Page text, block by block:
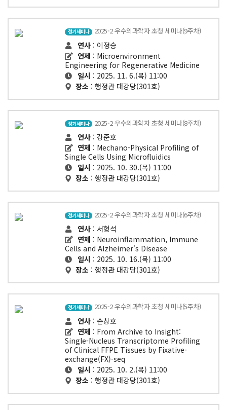
정기세미나 2025-2 우수의과학자 초청 세미나(9주차)
연사 : 이정승
연제 : Microenvironment
Engineering for Regenerative Medicine
일시 : 2025. 11. 6.(목) 11:00
장소 : 행정관 대강당(301호)
정기세미나 2025-2 우수의과학자 초청 세미나(8주차)
연사 : 강준호
연제 : Mechano-Physical Profiling of
Single Cells Using Microfluidics
일시 : 2025. 10. 30.(목) 11:00
장소 : 행정관 대강당(301호)
정기세미나 2025-2 우수의과학자 초청 세미나(6주차)
연사 : 서형석
연제 : Neuroinflammation, Immune
Cells and Alzheimer's Disease
일시 : 2025. 10. 16.(목) 11:00
장소 : 행정관 대강당(301호)
정기세미나 2025-2 우수의과학자 초청 세미나(5주차)
연사 : 손창호
연제 : From Archive to Insight:
Single-Nucleus Transcriptome Profiling
of Clinical FFPE Tissues by Fixative-
exchange(FX)-seq
일시 : 2025. 10. 2.(목) 11:00
장소 : 행정관 대강당(301호)